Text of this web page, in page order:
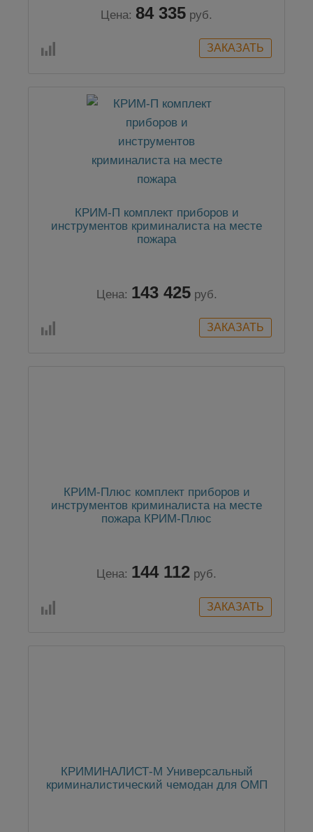
Цена: 84 335 руб.
КРИМ-П комплект приборов и
инструментов криминалиста на месте
пожара
Цена: 143 425 руб.
КРИМ-Плюс комплект приборов и
инструментов криминалиста на месте
пожара КРИМ-Плюс
Цена: 144 112 руб.
КРИМИНАЛИСТ-М Универсальный
криминалистический чемодан для ОМП